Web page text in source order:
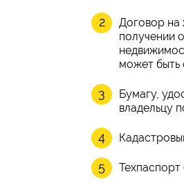
Договор
получении
может быть
Бумагу,
владельцу
Техпаспорт